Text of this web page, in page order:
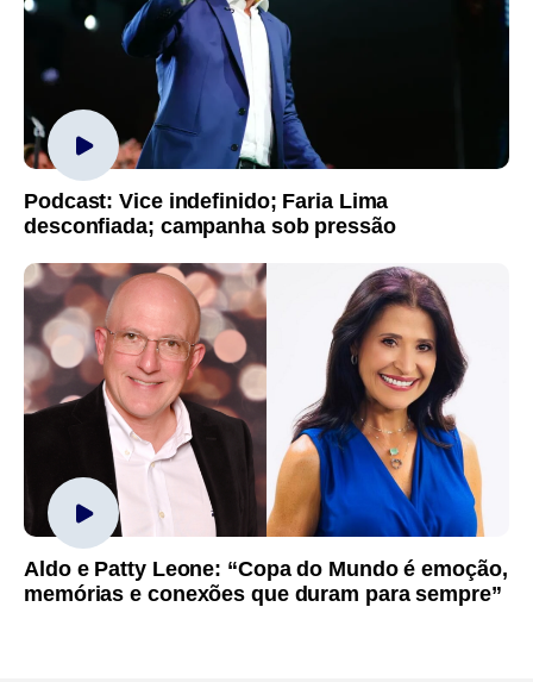
Podcast: Vice indefinido; Faria Lima
desconfiada; campanha sob pressão
Aldo e Patty Leone: “Copa do Mundo é emoção,
memórias e conexões que duram para sempre”